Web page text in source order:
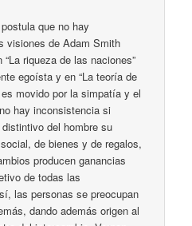
que no hay
visiones de Adam Smith
riqueza de las naciones”
egoísta y en “La teoría de
movido por la simpatía y el
hay inconsistencia si
del hombre su
de bienes y de regalos,
producen ganancias
de todas las
las personas se preocupan
dando además origen al